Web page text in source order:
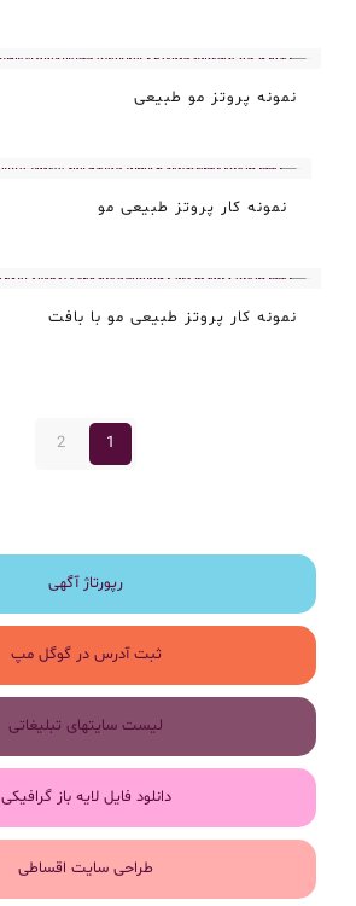
نمونه پروتز مو طبیعی
نمونه کار پروتز طبیعی مو
نمونه کار پروتز طبیعی مو با بافت
1
2
رپورتاژ آگهی
ثبت آدرس در گوگل مپ
لیست سایتهای تبلیغاتی
دانلود فایل لایه باز گرافیکی
طراحی سایت اقساطی